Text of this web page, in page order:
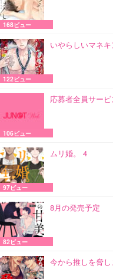
168ビュー
いやらしいマネ
122ビュー
応募者全員サー
106ビュー
ムリ婚。 4
97ビュー
8月の発売予定
82ビュー
今から推しを脅し